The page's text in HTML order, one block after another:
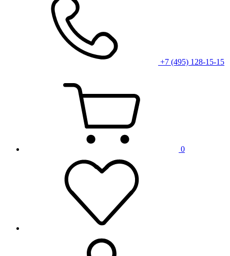
+7 (495) 128-15-15
0